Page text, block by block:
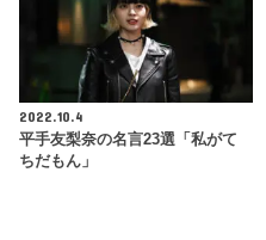
2022.10.4
平手友梨奈の名言23選「私がて
ちだもん」